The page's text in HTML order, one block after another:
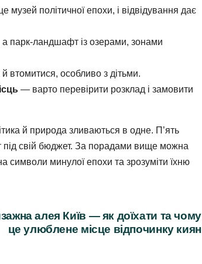
музей політичної епохи, і відвідування дає
парк‑ландшафт із озерами, зонами
особливо з дітьми.
— варто перевірити розклад і замовити
й природа зливаються в одне. П’ять
під свій бюджет. За порадами вище можна
символи минулої епохи та зрозуміти їхню
алея Київ — як доїхати та чому
це улюблене місце відпочинку киян